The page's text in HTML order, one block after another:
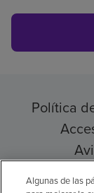
Política
Algunas de las